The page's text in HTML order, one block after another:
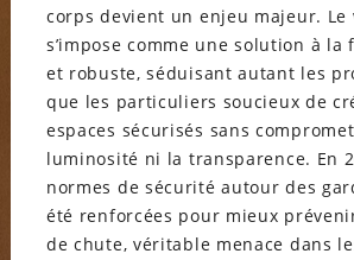
corps devient un enjeu majeur. Le
s’impose comme une solution à la
et robuste, séduisant autant les
que les particuliers soucieux de
espaces sécurisés sans
luminosité ni la transparence. En
normes de sécurité autour des
été renforcées pour mieux
de chute, véritable menace dans